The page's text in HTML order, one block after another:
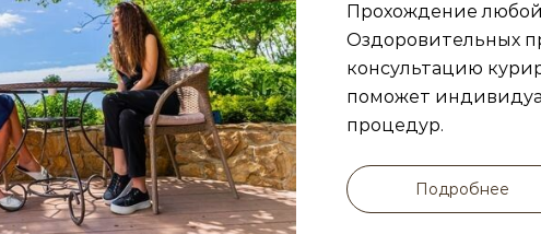
Прохождение
Оздоровительных
консультацию
поможет
процедур.
Подробнее